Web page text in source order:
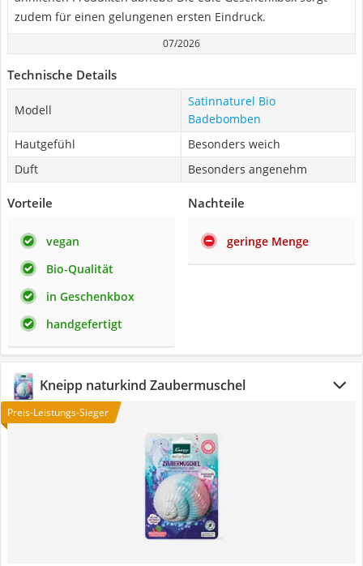
zudem für einen gelungenen ersten Eindruck.
07/2026
Technische Details
Modell
Satinnaturel Bio
Badebomben
Hautgefühl
Besonders weich
Duft
Besonders angenehm
Vorteile
vegan
Bio-Qualität
in Geschenkbox
handgefertigt
Nachteile
geringe Menge
Kneipp naturkind Zaubermuschel
Preis-Leistungs-Sieger